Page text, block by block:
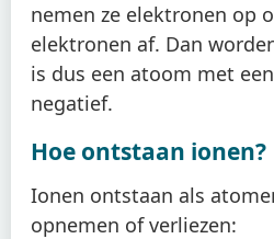
nemen ze elektronen op
elektronen af. Dan
is dus een atoom met
negatief.
Hoe ontstaan ionen?
Ionen ontstaan als
opnemen of verliezen: